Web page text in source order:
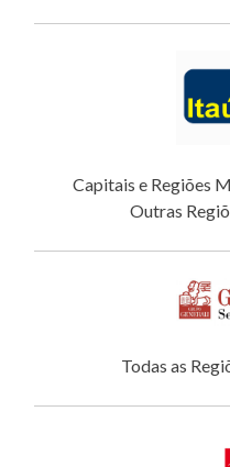
Capitais e Regiões
Outras
Todas as